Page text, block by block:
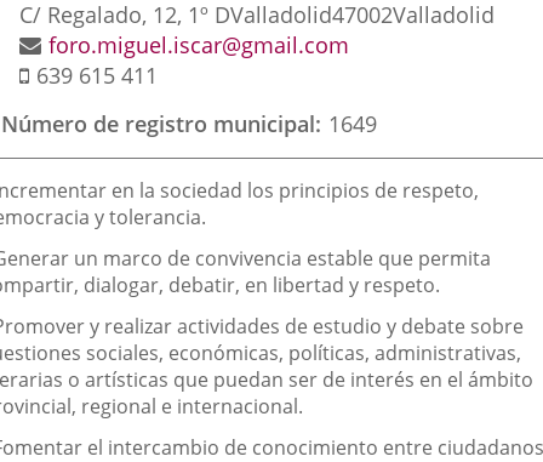
Postal
address
C/ Regalado, 12, 1º DValladolid47002Valladolid
Email
foro.miguel.iscar@gmail.com
Mobile
639 615 411
Número de registro municipal 1649
en la sociedad los principios de respeto,
y tolerancia.
un marco de convivencia estable que permita
dialogar, debatir, en libertad y respeto.
y realizar actividades de estudio y debate sobre
sociales, económicas, políticas, administrativas,
o artísticas que puedan ser de interés en el ámbito
regional e internacional.
el intercambio de conocimiento entre